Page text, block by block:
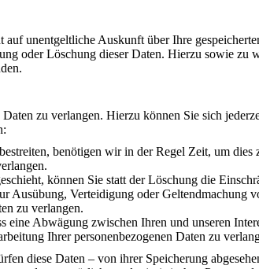
unentgeltliche Auskunft über Ihre
oder Löschung dieser Daten. Hierzu sowie zu
zu verlangen. Hierzu können Sie sich
benötigen wir in der Regel Zeit, um
können Sie statt der Löschung die
Verteidigung oder Geltendmachung
zu verlangen.
Abwägung zwischen Ihren und unseren
Ihrer personenbezogenen Daten zu
diese Daten – von ihrer Speicherung